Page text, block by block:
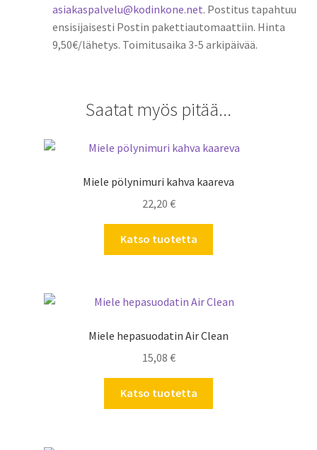
asiakaspalvelu@kodinkone.net. Postitus tapahtuu
ensisijaisesti Postin pakettiautomaattiin. Hinta
9,50€/lähetys. Toimitusaika 3-5 arkipäivää.
Saatat myös pitää...
Miele pölynimuri kahva kaareva
22,20 €
Katso tuotetta
Miele hepasuodatin Air Clean
15,08 €
Katso tuotetta